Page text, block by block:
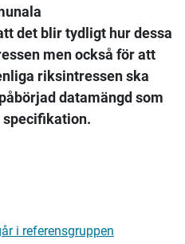
det blir tydligt hur dessa
men också för att
riksintressen ska
datamängd som
specifikation.
i referensgruppen